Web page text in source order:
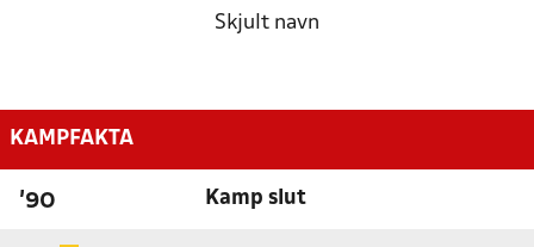
Skjult navn
KAMPFAKTA
'90 Kamp slut